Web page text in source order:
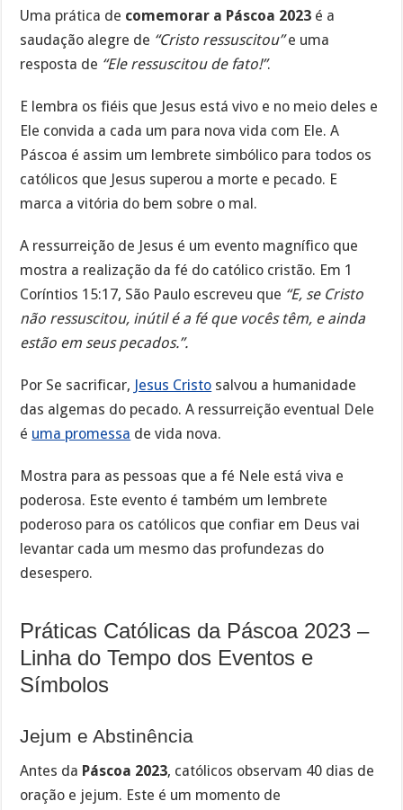
Uma prática de comemorar a Páscoa 2023 é a
saudação alegre de “Cristo ressuscitou”e uma
resposta de “Ele ressuscitou de fato!”.
E lembra os fiéis que Jesus está vivo e no meio deles e
Ele convida a cada um para nova vida com Ele. A
Páscoa é assim um lembrete simbólico para todos os
católicos que Jesus superou a morte e pecado. E
marca a vitória do bem sobre o mal.
A ressurreição de Jesus é um evento magnífico que
mostra a realização da fé do católico cristão. Em 1
Coríntios 15:17, São Paulo escreveu que “E, se Cristo
não ressuscitou, inútil é a fé que vocês têm, e ainda
estão em seus pecados.”.
Por Se sacrificar, Jesus Cristo salvou a humanidade
das algemas do pecado. A ressurreição eventual Dele
é uma promessa de vida nova.
Mostra para as pessoas que a fé Nele está viva e
poderosa. Este evento é também um lembrete
poderoso para os católicos que confiar em Deus vai
levantar cada um mesmo das profundezas do
desespero.
Práticas Católicas da Páscoa 2023 –
Linha do Tempo dos Eventos e
Símbolos
Jejum e Abstinência
Antes da Páscoa 2023, católicos observam 40 dias de
oração e jejum. Este é um momento de